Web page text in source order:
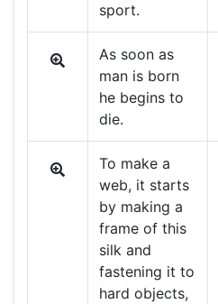
sport.
As soon as
man is born
he begins to
die.
To make a
web, it starts
by making a
frame of this
silk and
fastening it to
hard objects,